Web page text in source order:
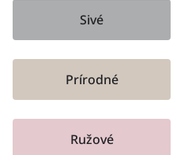
Sivé
Prírodné
Ružové